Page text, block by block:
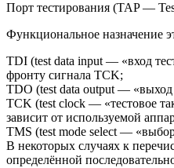
Порт тестирования (TAP —
Функциональное назначение
TDI (test data input — «вход
фронту сигнала TCK;
TDO (test data output —
TCK (test clock — «тестовое
зависит от используемой
TMS (test mode select —
В некоторых случаях к
определённой